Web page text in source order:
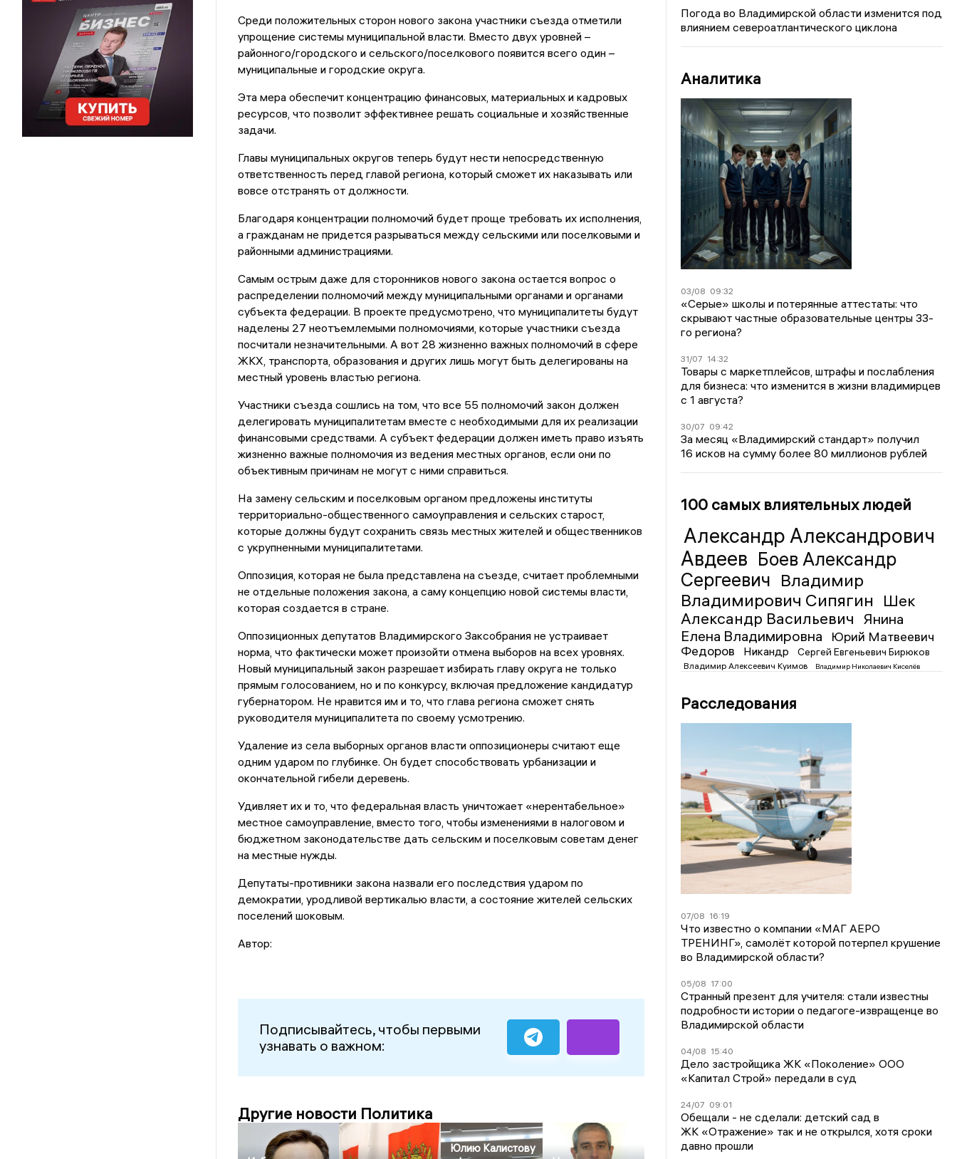
Среди положительных сторон нового закона участники съезда отметили
упрощение системы муниципальной власти. Вместо двух уровней –
районного/городского и сельского/поселкового появится всего один –
муниципальные и городские округа.
Эта мера обеспечит концентрацию финансовых, материальных и кадровых
ресурсов, что позволит эффективнее решать социальные и хозяйственные
задачи.
Главы муниципальных округов теперь будут нести непосредственную
ответственность перед главой региона, который сможет их наказывать или
вовсе отстранять от должности.
Благодаря концентрации полномочий будет проще требовать их исполнения,
а гражданам не придется разрываться между сельскими или поселковыми и
районными администрациями.
Самым острым даже для сторонников нового закона остается вопрос о
распределении полномочий между муниципальными органами и органами
субъекта федерации. В проекте предусмотрено, что муниципалитеты будут
наделены 27 неотъемлемыми полномочиями, которые участники съезда
посчитали незначительными. А вот 28 жизненно важных полномочий в сфере
ЖКХ, транспорта, образования и других лишь могут быть делегированы на
местный уровень властью региона.
Участники съезда сошлись на том, что все 55 полномочий закон должен
делегировать муниципалитетам вместе с необходимыми для их реализации
финансовыми средствами. А субъект федерации должен иметь право изъять
жизненно важные полномочия из ведения местных органов, если они по
объективным причинам не могут с ними справиться.
На замену сельским и поселковым органом предложены институты
территориально-общественного самоуправления и сельских старост,
которые должны будут сохранить связь местных жителей и общественников
с укрупненными муниципалитетами.
Оппозиция, которая не была представлена на съезде, считает проблемными
не отдельные положения закона, а саму концепцию новой системы власти,
которая создается в стране.
Оппозиционных депутатов Владимирского Заксобрания не устраивает
норма, что фактически может произойти отмена выборов на всех уровнях.
Новый муниципальный закон разрешает избирать главу округа не только
прямым голосованием, но и по конкурсу, включая предложение кандидатур
губернатором. Не нравится им и то, что глава региона сможет снять
руководителя муниципалитета по своему усмотрению.
Удаление из села выборных органов власти оппозиционеры считают еще
одним ударом по глубинке. Он будет способствовать урбанизации и
окончательной гибели деревень.
Удивляет их и то, что федеральная власть уничтожает «нерентабельное»
местное самоуправление, вместо того, чтобы изменениями в налоговом и
бюджетном законодательстве дать сельским и поселковым советам денег
на местные нужды.
Депутаты-противники закона назвали его последствия ударом по
демократии, уродливой вертикалью власти, а состояние жителей сельских
поселений шоковым.
Автор:
Подписывайтесь, чтобы первыми
узнавать о важном:
Другие новости Политика
Юлию Калистову
Погода во Владимирской области изменится под
влиянием североатлантического циклона
Аналитика
03/08 09:32
«Серые» школы и потерянные аттестаты: что
скрывают частные образовательные центры 33-
го региона?
31/07 14:32
Товары с маркетплейсов, штрафы и послабления
для бизнеса: что изменится в жизни владимирцев
с 1 августа?
30/07 09:42
За месяц «Владимирский стандарт» получил
16 исков на сумму более 80 миллионов рублей
100 самых влиятельных людей
Александр Александрович
Авдеев Боев Александр
Сергеевич Владимир
Владимирович Сипягин Шек
Александр Васильевич
Янина
Елена Владимировна
Юрий Матвеевич
Федоров
Никандр Сергей Евгеньевич Бирюков
Владимир Алексеевич Куимов Владимир Николаевич Киселёв
Расследования
07/08 16:19
Что известно о компании «МАГ АЕРО
ТРЕНИНГ», самолёт которой потерпел крушение
во Владимирской области?
05/08 17:00
Странный презент для учителя: стали известны
подробности истории о педагоге-извращенце во
Владимирской области
04/08 15:40
Дело застройщика ЖК «Поколение» ООО
«Капитал Строй» передали в суд
24/07 09:01
Обещали - не сделали: детский сад в
ЖК «Отражение» так и не открылся, хотя сроки
давно прошли